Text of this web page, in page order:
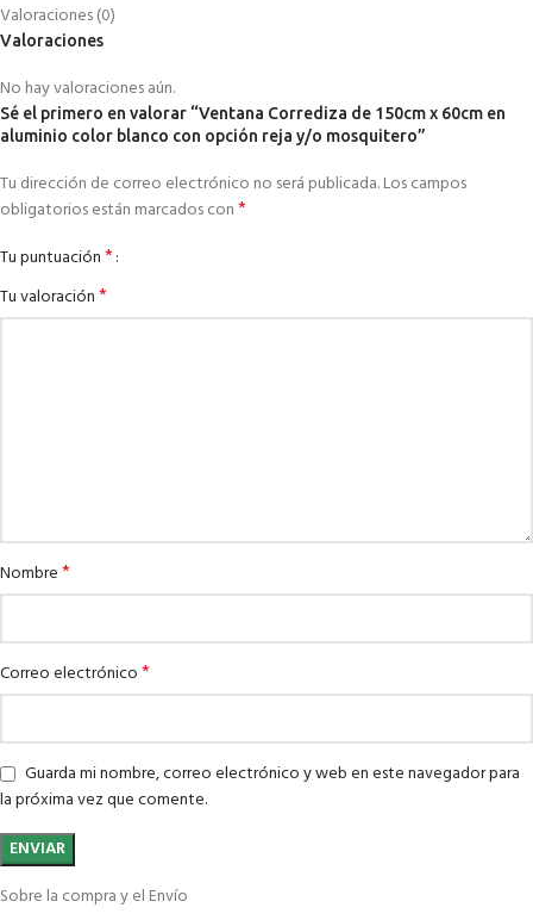
Valoraciones (0)
Valoraciones
No hay valoraciones aún.
Sé el primero en valorar “Ventana Corrediza de 150cm x 60cm en
aluminio color blanco con opción reja y/o mosquitero”
Tu dirección de correo electrónico no será publicada.Los campos
obligatorios están marcados con*
Tu puntuación*
Tu valoración*
Nombre*
Correo electrónico*
Guarda mi nombre, correo electrónico y web en este navegador para
la próxima vez que comente.
Sobre la compra y el Envío